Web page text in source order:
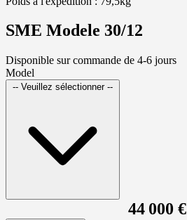
SME Modele 30/12
Disponible sur commande de 4-6 jours
Model
-- Veuillez sélectionner --
44 000 €